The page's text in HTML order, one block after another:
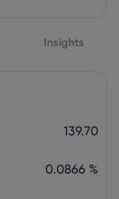
Insights
139.70
0.0866 %